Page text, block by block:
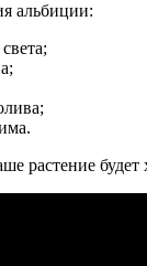
альбиции:
растение будет